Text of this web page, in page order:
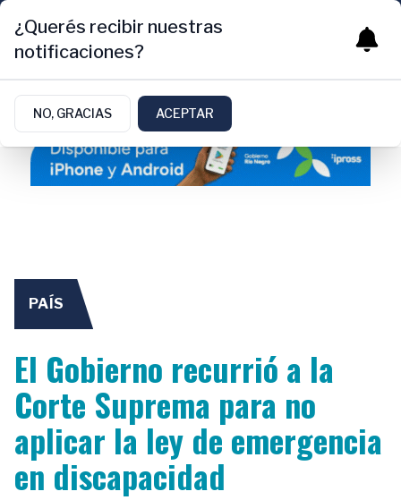
PAÍS
El Gobierno recurrió a la
Corte Suprema para no
aplicar la ley de emergencia
en discapacidad
¿Querés recibir nuestras
notificaciones?
NO, GRACIAS ACEPTAR